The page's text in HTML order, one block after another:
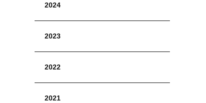
2024
2023
2022
2021